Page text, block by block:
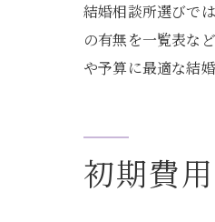
結婚相談所選びで
の有無を一覧表な
や予算に最適な結
初期費